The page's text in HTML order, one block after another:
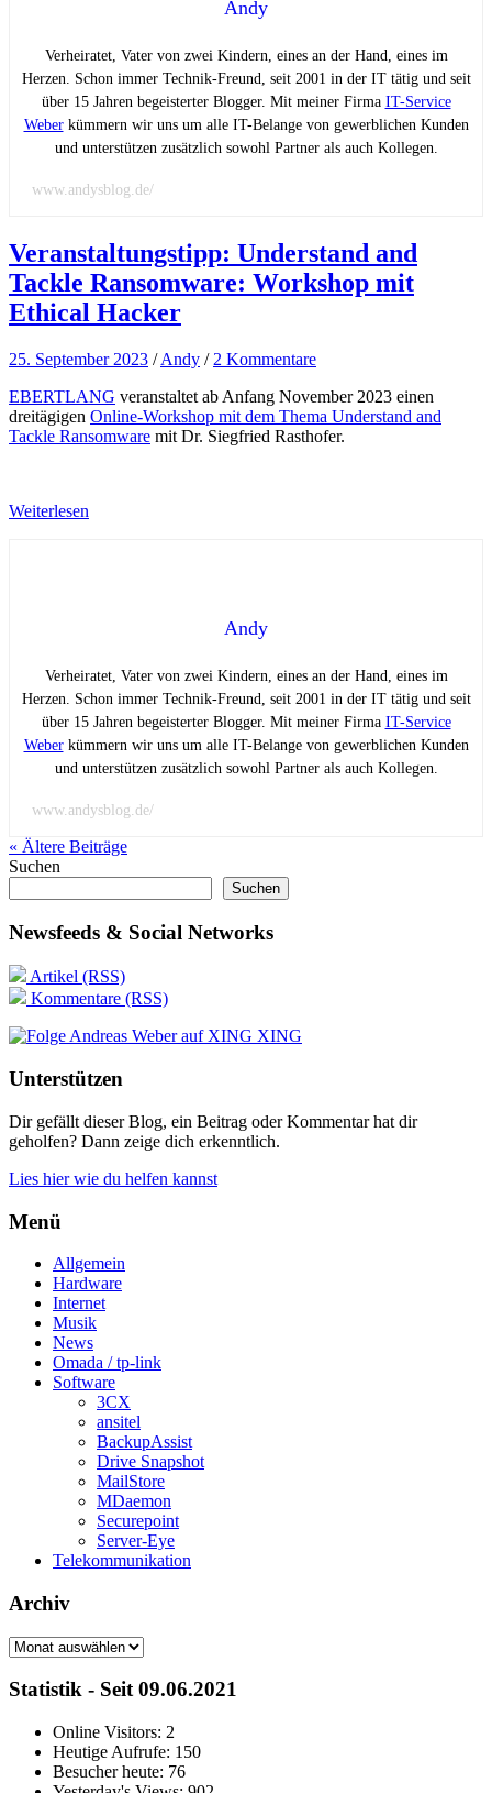
Andy
Verheiratet, Vater von zwei Kindern, eines an der Hand, eines im
Herzen. Schon immer Technik-Freund, seit 2001 in der IT tätig und seit
über 15 Jahren begeisterter Blogger. Mit meiner Firma IT-Service
Weberkümmern wir uns um alle IT-Belange von gewerblichen Kunden
und unterstützen zusätzlich sowohl Partner als auch Kollegen.
www.andysblog.de/
Veranstaltungstipp: Understand and
Tackle Ransomware: Workshop mit
Ethical Hacker
25. September 2023 /Andy / 2 Kommentare
EBERTLANG veranstaltet ab Anfang November 2023 einen
dreitägigen Online-Workshop mit dem Thema Understand and
Tackle Ransomware mit Dr. Siegfried Rasthofer.
Weiterlesen
Andy
Verheiratet, Vater von zwei Kindern, eines an der Hand, eines im
Herzen. Schon immer Technik-Freund, seit 2001 in der IT tätig und seit
über 15 Jahren begeisterter Blogger. Mit meiner Firma IT-Service
Weberkümmern wir uns um alle IT-Belange von gewerblichen Kunden
und unterstützen zusätzlich sowohl Partner als auch Kollegen.
www.andysblog.de/
« Ältere Beiträge
Suchen
Suchen
Newsfeeds & Social Networks
Artikel (RSS)
Kommentare (RSS)
XING
Unterstützen
Dir gefällt dieser Blog, ein Beitrag oder Kommentar hat dir
geholfen? Dann zeige dich erkenntlich.
Lies hier wie du helfen kannst
Menü
Allgemein
Hardware
Internet
Musik
News
Omada / tp-link
Software
3CX
ansitel
BackupAssist
Drive Snapshot
MailStore
MDaemon
Securepoint
Server-Eye
Telekommunikation
Archiv
Archiv
Statistik - Seit 09.06.2021
Online Visitors: 2
Heutige Aufrufe: 150
Besucher heute: 76